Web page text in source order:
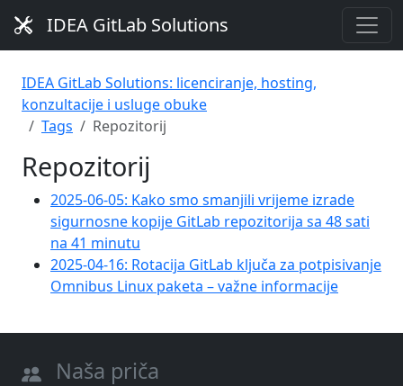
IDEA GitLab Solutions
IDEA GitLab Solutions: licenciranje, hosting,
konzultacije i usluge obuke
Tags
Repozitorij
Repozitorij
2025-06-05: Kako smo smanjili vrijeme izrade
sigurnosne kopije GitLab repozitorija sa 48 sati
na 41 minutu
2025-04-16: Rotacija GitLab ključa za potpisivanje
Omnibus Linux paketa – važne informacije
Naša priča